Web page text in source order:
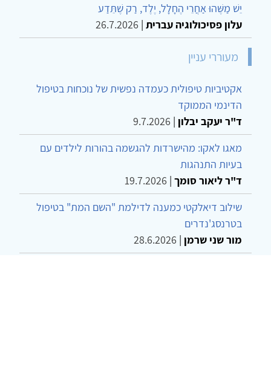
יֵשׁ מַשֶּׁהוּ אַחֲרֵי הֶחָלָל, יֶלֶד, רַק שֶׁתֵּדַע
עלון פסיכולוגיה עברית |
26.7.2026
מעוררי עניין
אקטיביות טיפולית כעמדה נפשית של נוכחות בטיפול
הדינמי הממוקד
ד"ר יעקב יבלון |
9.7.2026
מאגו לאקו: מהישרדות להגשמה בהורות לילדים עם
בעיות התנהגות
ד"ר ליאור סומך |
19.7.2026
שילוב דיאלקטי כמענה לדילמת "השם המת" בטיפול
בטרנסג'נדרים
מור שני שרמן |
28.6.2026